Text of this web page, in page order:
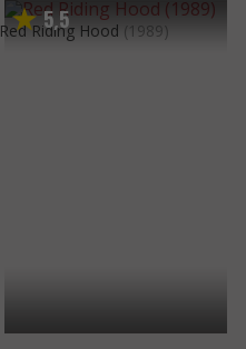
5,5
Red Riding Hood (1989)